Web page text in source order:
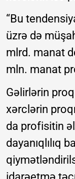
“Bu
üzrə də
mlrd. manat
mln. manat
Gəlirlərin
xərclərin
da profisitin
dayanıqlılıq
idarəetmə